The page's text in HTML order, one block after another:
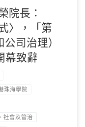
院長：
〉，「第
司治理）
幕致辭
珠海學院
社會及管治